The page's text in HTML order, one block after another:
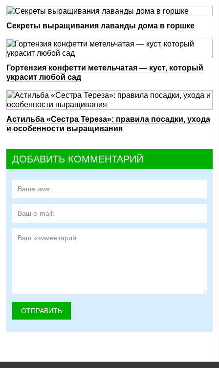
Секреты выращивания лаванды дома в горшке
Гортензия конфетти метельчатая — куст, который
украсит любой сад
Астильба «Сестра Тереза»: правила посадки, ухода
и особенности выращивания
ДОБАВИТЬ КОММЕНТАРИЙ